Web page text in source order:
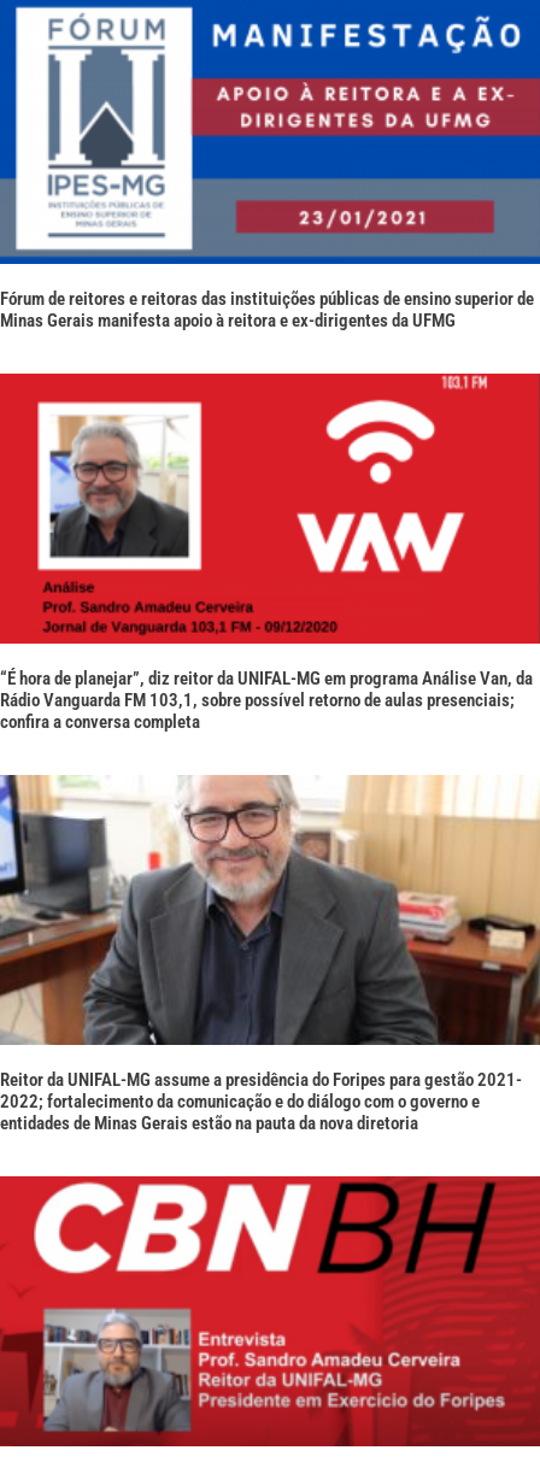
Fórum de reitores e reitoras das instituições públicas de ensino superior de
Minas Gerais manifesta apoio à reitora e ex-dirigentes da UFMG
“É hora de planejar”, diz reitor da UNIFAL-MG em programa Análise Van, da
Rádio Vanguarda FM 103,1, sobre possível retorno de aulas presenciais;
confira a conversa completa
Reitor da UNIFAL-MG assume a presidência do Foripes para gestão 2021-
2022; fortalecimento da comunicação e do diálogo com o governo e
entidades de Minas Gerais estão na pauta da nova diretoria